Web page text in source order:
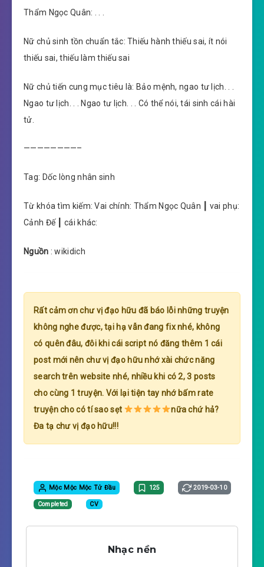
Thẩm Ngọc Quân: . . .
Nữ chủ sinh tồn chuẩn tắc: Thiếu hành thiếu sai, ít nói
thiếu sai, thiếu làm thiếu sai
Nữ chủ tiến cung mục tiêu là: Bảo mệnh, ngao tư lịch. . .
Ngao tư lịch. . . Ngao tư lịch. . . Có thể nói, tái sinh cái hài
tử.
————————–
Tag: Dốc lòng nhân sinh
Từ khóa tìm kiếm: Vai chính: Thẩm Ngọc Quân ┃ vai phụ:
Cảnh Đế ┃ cái khác:
Nguồn : wikidich
Rất cảm ơn chư vị đạo hữu đã báo lỗi những truyện
không nghe được, tại hạ vẫn đang fix nhé, không
có quên đâu, đôi khi cái script nó đăng thêm 1 cái
post mới nên chư vị đạo hữu nhớ xài chức năng
search trên website nhé, nhiều khi có 2, 3 posts
cho cùng 1 truyện. Với lại tiện tay nhớ bấm rate
truyện cho có tí sao sẹt
nữa chứ hả?
Đa tạ chư vị đạo hữu!!!
Mộc Mộc Mộc Tử Đầu 125 2019-03-10
Completed CV
Nhạc nền